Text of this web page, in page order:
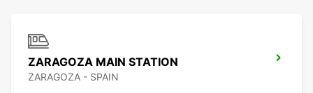
ZARAGOZA MAIN STATION
ZARAGOZA - SPAIN